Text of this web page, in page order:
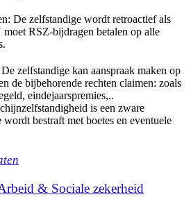
De zelfstandige wordt retroactief als
RSZ-bijdragen betalen op alle
zelfstandige kan aanspraak maken op
de bijbehorende rechten claimen: zoals
eindejaarspremies,..
is een zware
bestraft met boetes en eventuele
& Sociale zekerheid